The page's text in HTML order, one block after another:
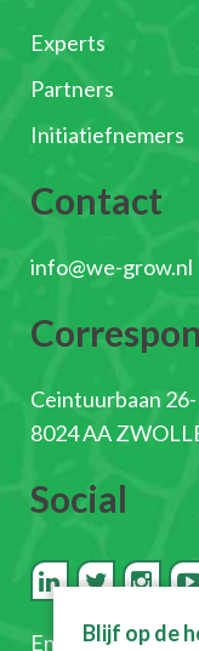
Experts
Partners
Initiatiefnemers
Contact
info@we-grow.nl
Ceintuurbaan
8024 AA
Social
En schrijf je in
Blijf op de